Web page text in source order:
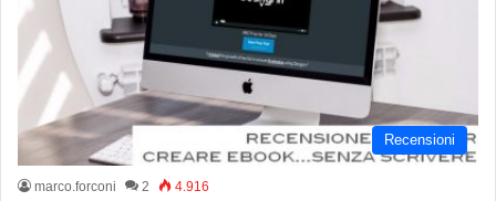
Recensioni
marco.forconi 2 4.916